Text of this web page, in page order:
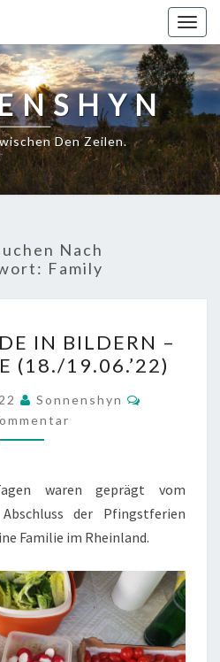
Den Zeilen.
Nach
Family
IN
BILDERN
–
FAMILY
TIME
IN BILDERN –
(18./19.06.’22)
Sonnenshyn
waren geprägt vom
der Pfingstferien
Familie im Rheinland.